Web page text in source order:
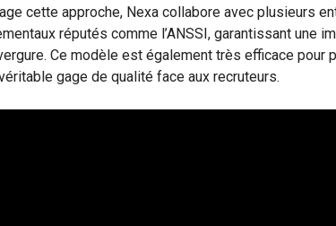
cette approche, Nexa collabore avec plusieurs
réputés comme l’ANSSI, garantissant une
Ce modèle est également très efficace pour
gage de qualité face aux recruteurs.